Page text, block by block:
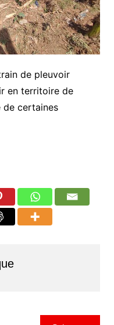
de pleuvoir
en territoire de
de certaines